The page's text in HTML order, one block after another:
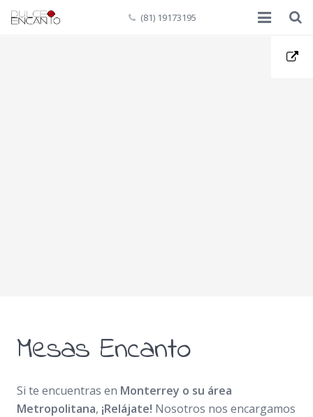
(81) 19173195
Mesas Encanto
Si te encuentras en Monterrey o su área
Metropolitana, ¡Relájate! Nosotros nos encargamos